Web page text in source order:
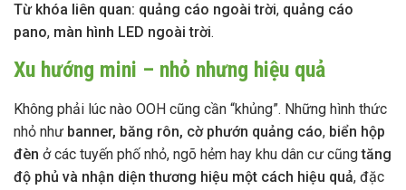
Từ khóa liên quan: quảng cáo ngoài trời, quảng cáo
pano, màn hình LED ngoài trời.
Xu hướng mini – nhỏ nhưng hiệu quả
Không phải lúc nào OOH cũng cần “khủng”. Những hình thức
nhỏ như banner, băng rôn, cờ phướn quảng cáo, biển hộp
đèn ở các tuyến phố nhỏ, ngõ hẻm hay khu dân cư cũngtăng
độ phủ và nhận diện thương hiệu một cách hiệu quả, đặc